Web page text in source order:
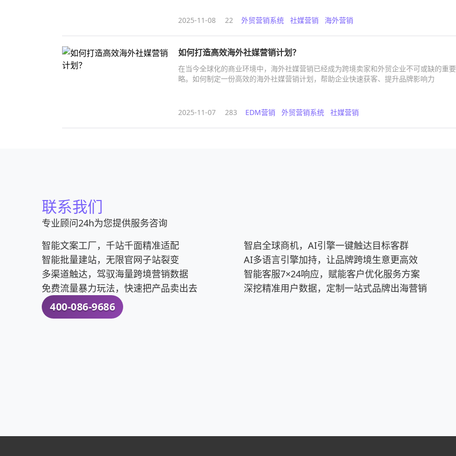
2025-11-08 22 外贸营销系统 社媒营销 海外营销
如何打造高效海外社媒营销计划？
在当今全球化的商业环境中，海外社媒营销已经成为跨境卖家和外贸企业不可或缺的重
略。如何制定一份高效的海外社媒营销计划，帮助企业快速获客、提升品牌影响力
2025-11-07 283 EDM营销 外贸营销系统 社媒营销
联系我们
专业顾问24h为您提供服务咨询
智能文案工厂，千站千面精准适配
智能批量建站，无限官网子站裂变
多渠道触达，驾驭海量跨境营销数据
免费流量暴力玩法，快速把产品卖出去
400-086-9686
智启全球商机，AI引擎一键触达目标客群
AI多语言引擎加持，让品牌跨境生意更高效
智能客服7×24响应，赋能客户优化服务方案
深挖精准用户数据，定制一站式品牌出海营销